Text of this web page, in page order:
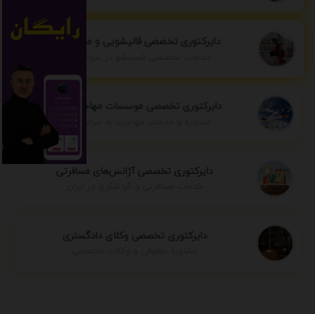
دایرکتوری تخصصی قالیشویی و مبل شویی
دایرکتوری تخصصی موسسات مهاجرتی ایران
مشاوره و خدمات مهاجرت به سراسر جهان
دایرکتوری تخصصی آژانس‌های مسافرتی
دایرکتوری تخصصی وکلای دادگستری